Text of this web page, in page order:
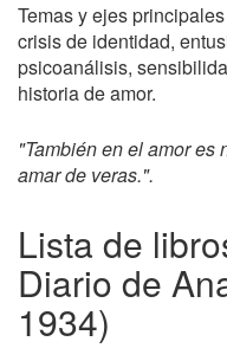
Temas y ejes
crisis de identidad,
psicoanálisis,
historia de amor.
"También en el amor es
amar de veras.".
Lista de
Diario de
1934)